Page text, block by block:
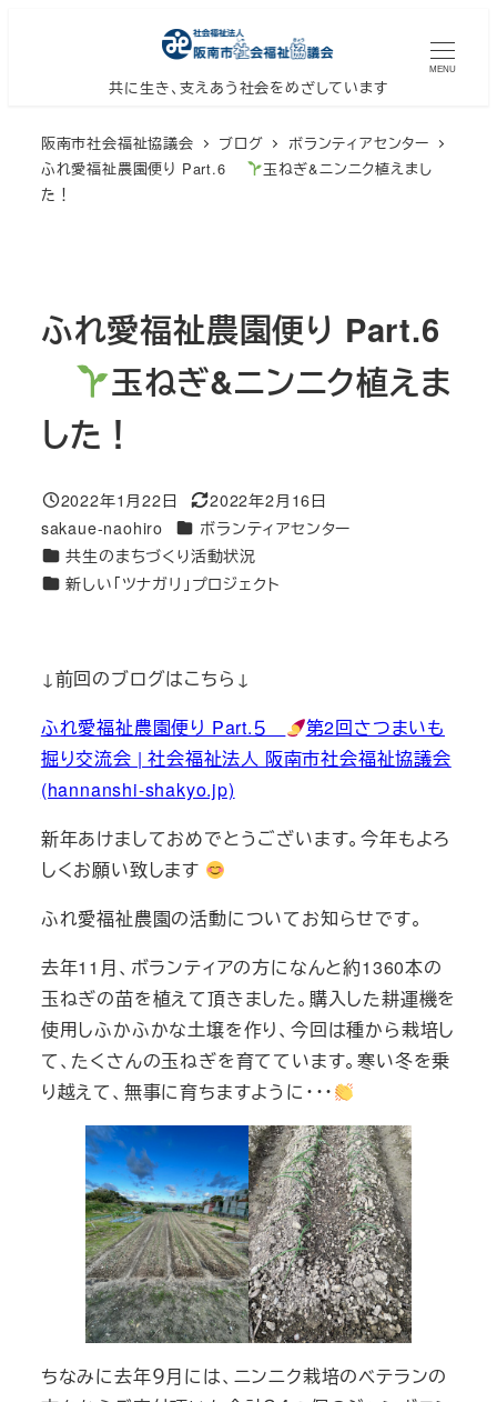
共に生き、支えあう社会をめざしています
MENU
阪南市社会福祉協議会 ブログ
ボランティアセンター
ふれ愛福祉農園便り Part.6
玉ねぎ&ニンニク植えまし
た！
ふれ愛福祉農園便り Part.6
玉ねぎ&ニンニク植えま
した！
投稿日
2022年1月22日
更新日
2022年2月16日
著
者
sakaue-naohiro カテゴリー
ボランティアセンター
カテゴリー
共生のまちづくり活動状況
カテゴリー
新しい「ツナガリ」プロジェクト
↓前回のブログはこちら↓
ふれ愛福祉農園便り Part.５
第2回さつまいも
掘り交流会 | 社会福祉法人 阪南市社会福祉協議会
(hannanshi-shakyo.jp)
新年あけましておめでとうございます。今年もよろ
しくお願い致します
ふれ愛福祉農園の活動についてお知らせです。
去年11月、ボランティアの方になんと約1360本の
玉ねぎの苗を植えて頂きました。購入した耕運機を
使用しふかふかな土壌を作り、今回は種から栽培し
て、たくさんの玉ねぎを育てています。寒い冬を乗
り越えて、無事に育ちますように・・・
ちなみに去年９月には、ニンニク栽培のベテランの